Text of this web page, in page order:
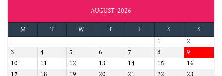
AUGUST 2026
M
T W T F S
S
1
2
3
4 5 6 7 8
9
10
11 12 13 14 15
16